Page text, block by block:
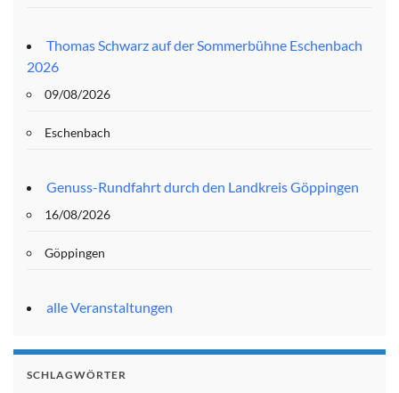
Thomas Schwarz auf der Sommerbühne Eschenbach
2026
09/08/2026
Eschenbach
Genuss-Rundfahrt durch den Landkreis Göppingen
16/08/2026
Göppingen
alle Veranstaltungen
SCHLAGWÖRTER